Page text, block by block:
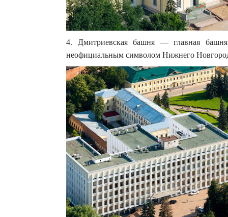
4. Дмитриевская башня — главная
неофициальным символом Нижнего